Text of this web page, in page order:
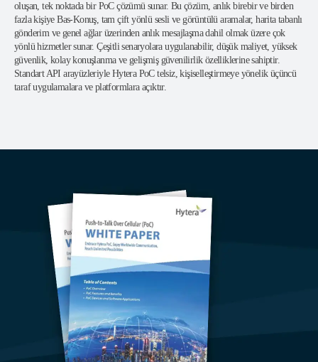
oluşan, tek noktada bir PoC çözümü sunar. Bu çözüm, anlık birebir ve birden
fazla kişiye Bas-Konuş, tam çift yönlü sesli ve görüntülü aramalar, harita tabanlı
gönderim ve genel ağlar üzerinden anlık mesajlaşma dahil olmak üzere çok
yönlü hizmetler sunar. Çeşitli senaryolara uygulanabilir, düşük maliyet, yüksek
güvenlik, kolay konuşlanma ve gelişmiş güvenilirlik özelliklerine sahiptir.
Standart API arayüzleriyle Hytera PoC telsiz, kişiselleştirmeye yönelik üçüncü
taraf uygulamalara ve platformlara açıktır.